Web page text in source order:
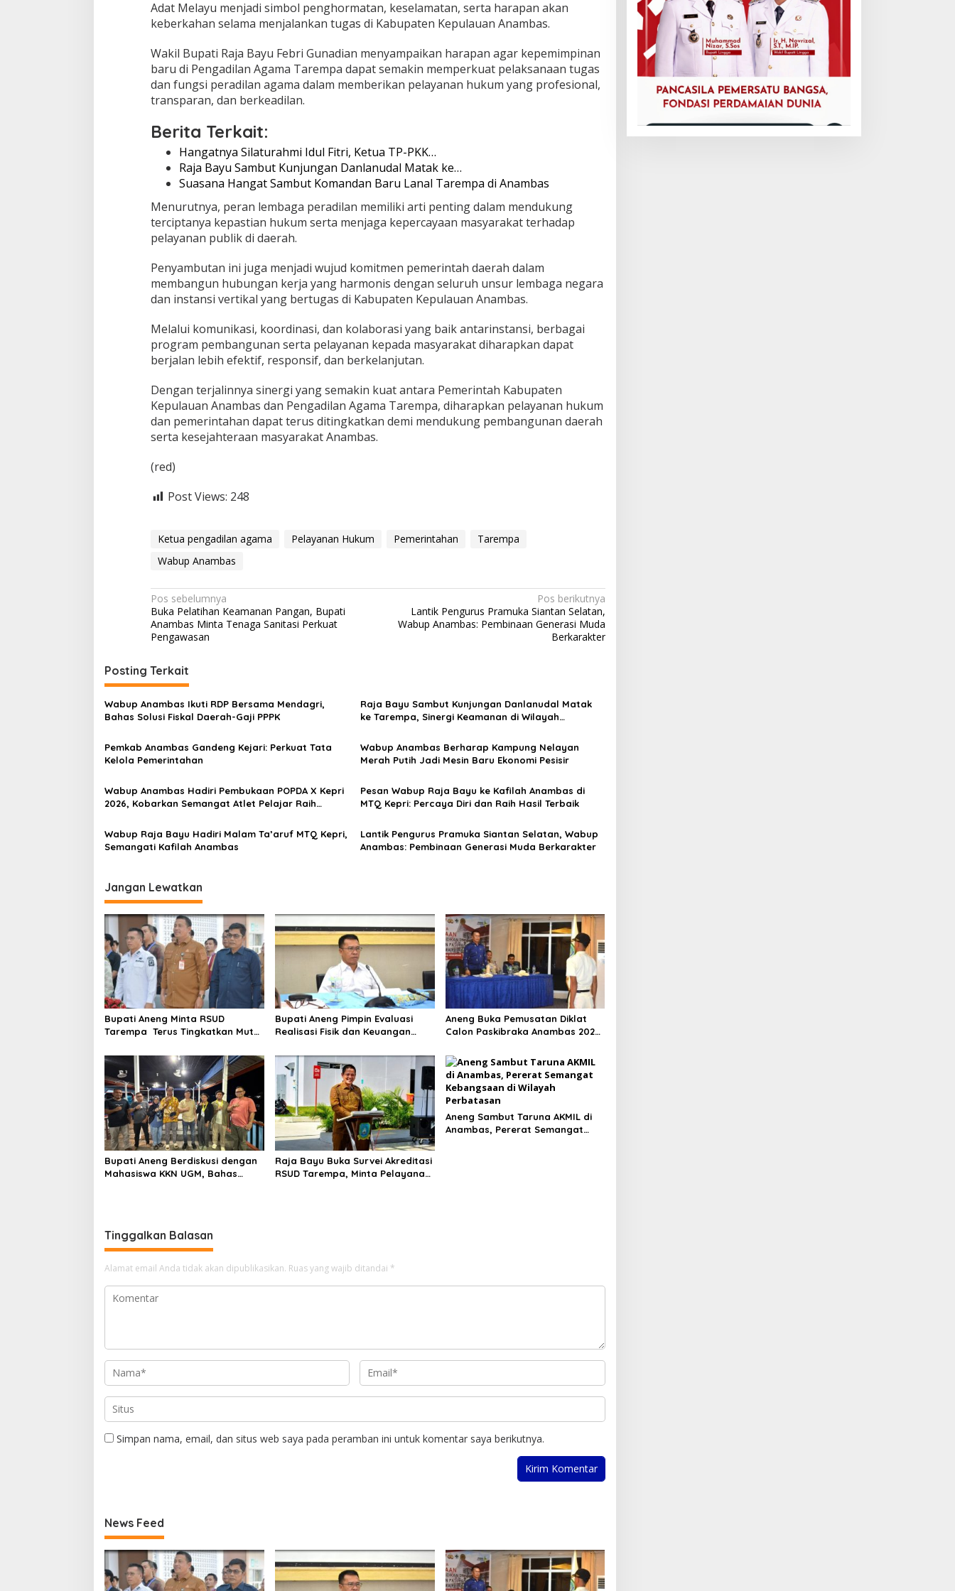
e
l
a
a
n
a
n
H
k
m
-
P
m
e
t
a
h
Adat Melayu menjadi simbol penghormatan, keselamatan, serta harapan akan
keberkahan selama menjalankan tugas di Kabupaten Kepulauan Anambas.
Wakil Bupati Raja Bayu Febri Gunadian menyampaikan harapan agar kepemimpinan
baru di Pengadilan Agama Tarempa dapat semakin memperkuat pelaksanaan tugas
dan fungsi peradilan agama dalam memberikan pelayanan hukum yang profesional,
transparan, dan berkeadilan.
Berita Terkait:
Hangatnya Silaturahmi Idul Fitri, Ketua TP-PKK…
Raja Bayu Sambut Kunjungan Danlanudal Matak ke…
Suasana Hangat Sambut Komandan Baru Lanal Tarempa di Anambas
Menurutnya, peran lembaga peradilan memiliki arti penting dalam mendukung
terciptanya kepastian hukum serta menjaga kepercayaan masyarakat terhadap
pelayanan publik di daerah.
Penyambutan ini juga menjadi wujud komitmen pemerintah daerah dalam
membangun hubungan kerja yang harmonis dengan seluruh unsur lembaga negara
dan instansi vertikal yang bertugas di Kabupaten Kepulauan Anambas.
Melalui komunikasi, koordinasi, dan kolaborasi yang baik antarinstansi, berbagai
program pembangunan serta pelayanan kepada masyarakat diharapkan dapat
berjalan lebih efektif, responsif, dan berkelanjutan.
Dengan terjalinnya sinergi yang semakin kuat antara Pemerintah Kabupaten
Kepulauan Anambas dan Pengadilan Agama Tarempa, diharapkan pelayanan hukum
dan pemerintahan dapat terus ditingkatkan demi mendukung pembangunan daerah
serta kesejahteraan masyarakat Anambas.
(red)
Post Views: 248
Ketua pengadilan agama Pelayanan Hukum Pemerintahan
Tarempa
Wabup Anambas
N
a
v
i
g
a
s
i
p
s
Pos sebelumnya
Buka Pelatihan Keamanan Pangan, Bupati
Anambas Minta Tenaga Sanitasi Perkuat
Pengawasan
Pos berikutnya
Lantik Pengurus Pramuka Siantan Selatan,
Wabup Anambas: Pembinaan Generasi Muda
Berkarakter
Posting Terkait
Wabup Anambas Ikuti RDP Bersama Mendagri,
Bahas Solusi Fiskal Daerah-Gaji PPPK
Raja Bayu Sambut Kunjungan Danlanudal Matak
ke Tarempa, Sinergi Keamanan di Wilayah
Pemkab Anambas Gandeng Kejari: Perkuat Tata
Kelola Pemerintahan
Wabup Anambas Berharap Kampung Nelayan
Merah Putih Jadi Mesin Baru Ekonomi Pesisir
Wabup Anambas Hadiri Pembukaan POPDA X Kepri
2026, Kobarkan Semangat Atlet Pelajar Raih
Pesan Wabup Raja Bayu ke Kafilah Anambas di
MTQ Kepri: Percaya Diri dan Raih Hasil Terbaik
Wabup Raja Bayu Hadiri Malam Ta’aruf MTQ Kepri,
Semangati Kafilah Anambas
Lantik Pengurus Pramuka Siantan Selatan, Wabup
Anambas: Pembinaan Generasi Muda Berkarakter
Jangan Lewatkan
Bupati Aneng Minta RSUD
Tarempa Terus Tingkatkan Mutu
Bupati Aneng Pimpin Evaluasi
Realisasi Fisik dan Keuangan
Aneng Buka Pemusatan Diklat
Calon Paskibraka Anambas 2026,
Kepemimpinan
Bupati Aneng Berdiskusi dengan
Mahasiswa KKN UGM, Bahas
Raja Bayu Buka Survei Akreditasi
RSUD Tarempa, Minta Pelayanan
Aneng Sambut Taruna AKMIL di
Anambas, Pererat Semangat
Tinggalkan Balasan
Alamat email Anda tidak akan dipublikasikan. Ruas yang wajib ditandai *
Simpan nama, email, dan situs web saya pada peramban ini untuk komentar saya berikutnya.
News Feed